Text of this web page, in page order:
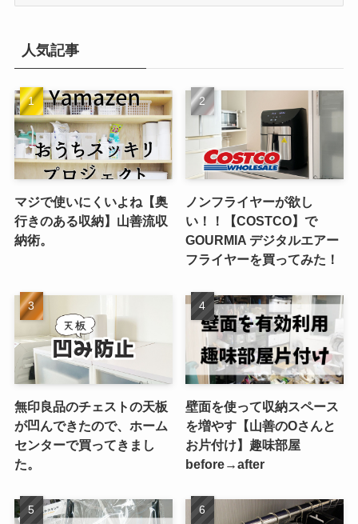
ブ
人気記事
マジで使いにくいよね【奥
行きのある収納】山善流収
納術。
ノンフライヤーが欲し
い！！【COSTCO】で
GOURMIA デジタルエアー
フライヤーを買ってみた！
無印良品のチェストの天板
が凹んできたので、ホーム
センターで買ってきまし
た。
壁面を使って収納スペース
を増やす【山善のOさんと
お片付け】趣味部屋
before→after